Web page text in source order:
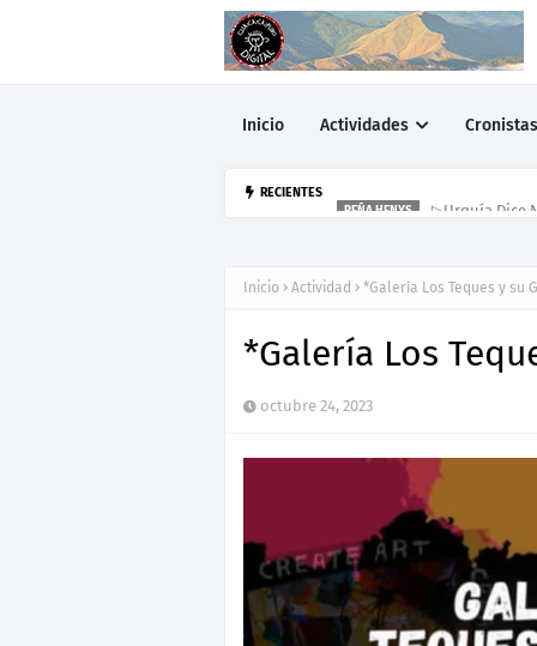
Inicio Actividades Cronistas
RECIENTES
Inicio Actividad *Galería Los Teques y su
*Galería Los
octubre 24, 2023